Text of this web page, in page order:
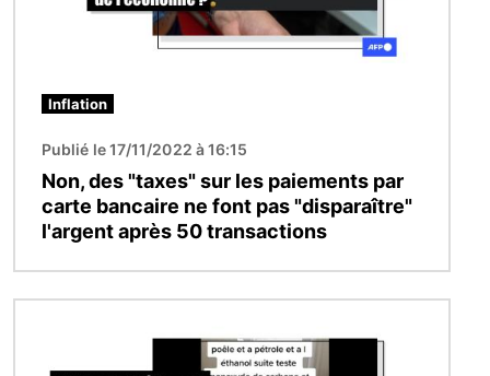
Inflation
Publié le 17/11/2022 à 16:15
Non, des "taxes" sur les paiements par
carte bancaire ne font pas "disparaître"
l'argent après 50 transactions